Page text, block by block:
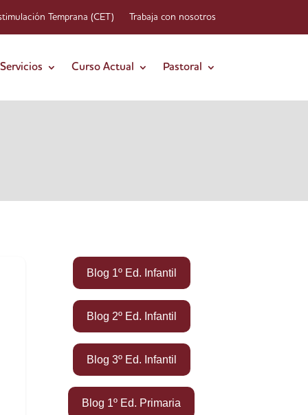
Temprana (CET) Trabaja con nosotros
Servicios Curso Actual Pastoral
Blog 1º Ed. Infantil
Blog 2º Ed. Infantil
Blog 3º Ed. Infantil
Blog 1º Ed. Primaria